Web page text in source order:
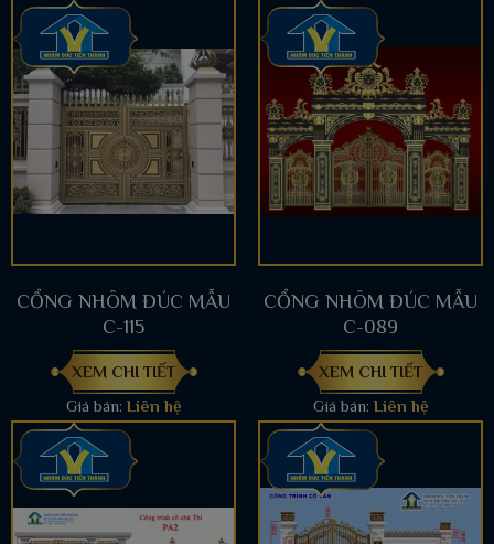
CỔNG NHÔM ĐÚC MẪU
C-115
XEM CHI TIẾT
Giá bán: Liên hệ
CỔNG NHÔM ĐÚC MẪU
C-089
XEM CHI TIẾT
Giá bán: Liên hệ